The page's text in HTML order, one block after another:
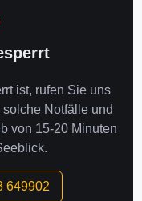
ist, rufen Sie uns
Notfälle und
von 15-20 Minuten
649902